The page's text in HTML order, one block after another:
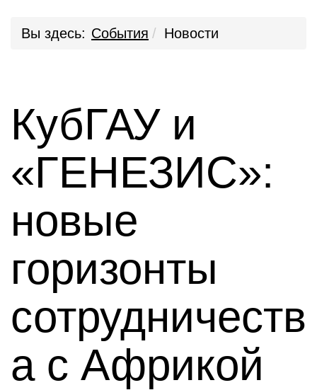
Вы здесь: События Новости
КубГАУ и
«ГЕНЕЗИС»:
новые
горизонты
сотрудничеств
а с Африкой